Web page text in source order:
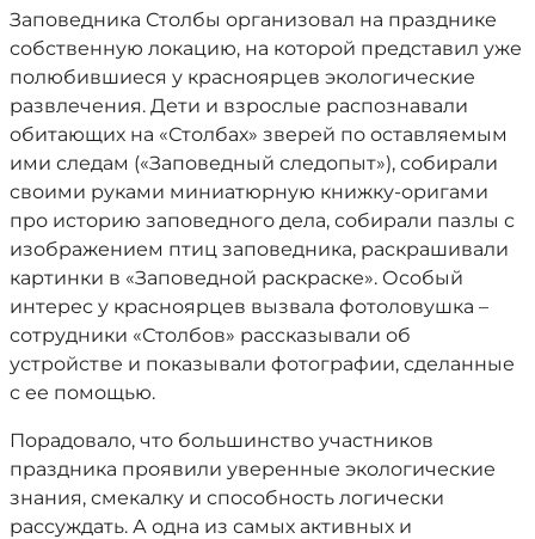
Заповедника Столбы организовал на празднике
собственную локацию, на которой представил уже
полюбившиеся у красноярцев экологические
развлечения. Дети и взрослые распознавали
обитающих на «Столбах» зверей по оставляемым
ими следам («Заповедный следопыт»), собирали
своими руками миниатюрную книжку-оригами
про историю заповедного дела, собирали пазлы с
изображением птиц заповедника, раскрашивали
картинки в «Заповедной раскраске». Особый
интерес у красноярцев вызвала фотоловушка –
сотрудники «Столбов» рассказывали об
устройстве и показывали фотографии, сделанные
с ее помощью.
Порадовало, что большинство участников
праздника проявили уверенные экологические
знания, смекалку и способность логически
рассуждать. А одна из самых активных и